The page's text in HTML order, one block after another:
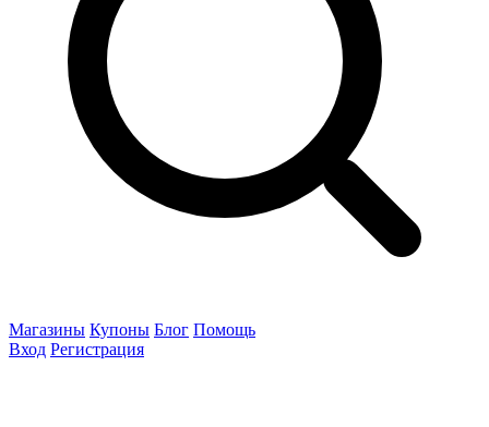
Магазины Купоны Блог Помощь
Вход Регистрация